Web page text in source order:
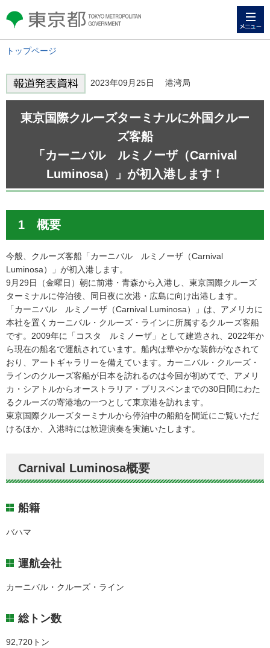
東京都 TOKYO METROPOLITAN
GOVERNMENT
トップページ
2023年09月25日 港湾局
東京国際クルーズターミナルに外国クルー
ズ客船
「カーニバル ルミノーザ（Carnival
Luminosa）」が初入港します！
1 概要
今般、クルーズ客船「カーニバル ルミノーザ（Carnival
Luminosa）」が初入港します。
9月29日（金曜日）朝に前港・青森から入港し、東京国際クルーズ
ターミナルに停泊後、同日夜に次港・広島に向け出港します。
「カーニバル ルミノーザ（Carnival Luminosa）」は、アメリカに
本社を置くカーニバル・クルーズ・ラインに所属するクルーズ客船
です。2009年に「コスタ ルミノーザ」として建造され、2022年か
ら現在の船名で運航されています。船内は華やかな装飾がなされて
おり、アートギャラリーを備えています。カーニバル・クルーズ・
ラインのクルーズ客船が日本を訪れるのは今回が初めてで、アメリ
カ・シアトルからオーストラリア・ブリスベンまでの30日間にわた
るクルーズの寄港地の一つとして東京港を訪れます。
東京国際クルーズターミナルから停泊中の船舶を間近にご覧いただ
けるほか、入港時には歓迎演奏を実施いたします。
Carnival Luminosa概要
船籍
バハマ
運航会社
カーニバル・クルーズ・ライン
総トン数
92,720トン